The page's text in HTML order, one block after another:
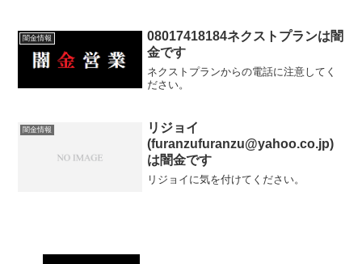
闇金情報
08017418184ネクストプランは闇
金です
ネクストプランからの電話に注意してく
ださい。
闇金情報
リジョイ
(furanzufuranzu@yahoo.co.jp)
は闇金です
リジョイに気を付けてください。